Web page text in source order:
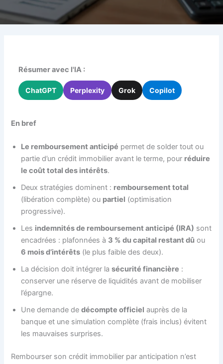
Résumer avec l'IA :
ChatGPT Perplexity Grok Copilot
En bref
Le remboursement anticipé permet de solder tout ou
partie d’un crédit immobilier avant le terme, pour réduire
le coût total des intérêts.
Deux stratégies dominent : remboursement total
(libération complète) ou partiel (optimisation
progressive).
Les indemnités de remboursement anticipé (IRA) sont
encadrées : plafonnées à 3 % du capital restant dû ou
6 mois d’intérêts (le plus faible des deux).
La décision doit intégrer lasécurité financière :
conserver une réserve de liquidités avant de mobiliser
l’épargne.
Une demande dedécompte officiel auprès de la
banque et une simulation complète (frais inclus) évitent
les mauvaises surprises.
Rembourser son crédit immobilier par anticipation n’est